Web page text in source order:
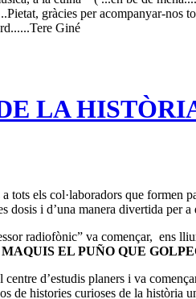
gràcies per acompanyar-nos
Giné
LA
tots els col·laboradors que formen
dosis i d’una manera divertida
radiofònic” va començar, ens
MAQUIS EL PUÑO QUE
centre d’estudis planers i va
de histories curioses de la història